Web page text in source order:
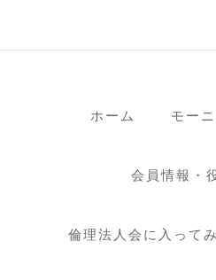
ホーム モー
会員情報・
倫理法人会に入って